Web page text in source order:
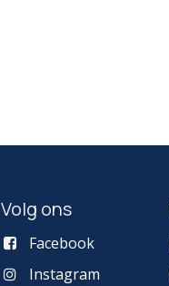
Volg ons
Facebook
Instagram